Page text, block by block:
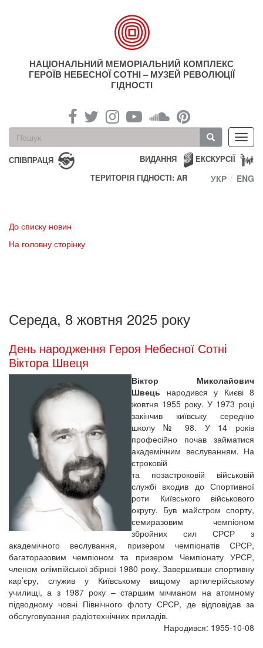
НАЦІОНАЛЬНИЙ МЕМОРІАЛЬНИЙ КОМПЛЕКС
ГЕРОЇВ НЕБЕСНОЇ СОТНІ – МУЗЕЙ РЕВОЛЮЦІЇ
ГІДНОСТІ
Пошукова
форма
Пошук
СПІВПРАЦЯ ЕКСКУРСІЇ
ВИДАННЯ
ТЕРИТОРІЯ ГІДНОСТІ: AR
УКР ENG
До списку новин
На головну сторінку
Середа, 8 жовтня 2025 року
День народження Героя Небесної Сотні
Віктора Швеця
Віктор Миколайович
Швець народився у Києві 8
жовтня 1955 року. У 1973 році
закінчив київську середню
школу № 98. У 14 років
професійно почав займатися
академічним веслуванням. На
строковій
та позастроковій військовій
службі входив до Спортивної
роти Київського військового
округу. Був майстром спорту,
семиразовим чемпіоном
збройних сил СРСР з
академічного веслування, призером чемпіонатів СРСР,
багаторазовим чемпіоном та призером Чемпіонату УРСР,
членом олімпійської збірної 1980 року. Завершивши спортивну
кар’єру, служив у Київському вищому артилерійському
училищі, а з 1987 року – старшим мічманом на атомному
підводному човні Північного флоту СРСР, де відповідав за
обслуговування радіотехнічних приладів.
Народився: 1955-10-08